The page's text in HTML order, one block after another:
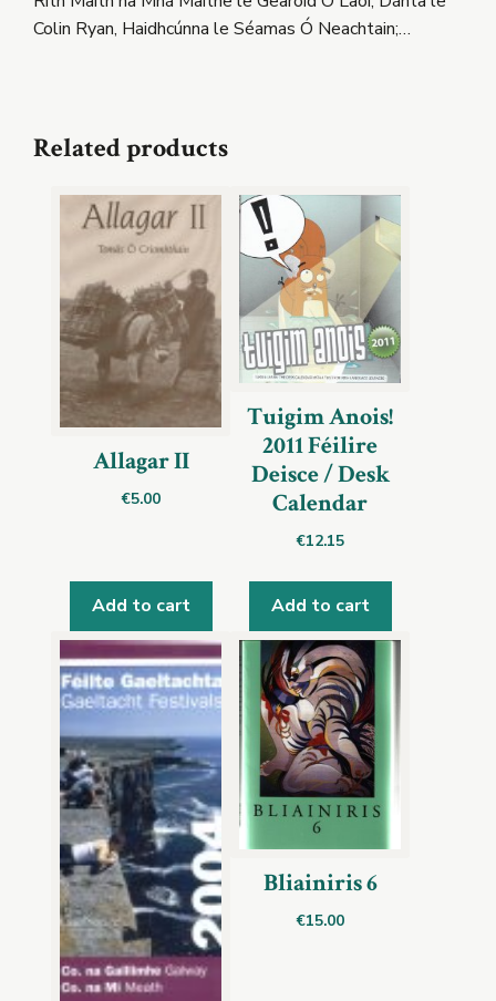
Colin Ryan, Haidhcúnna le Séamas Ó Neachtain;…
Related products
Allagar II
€5.00
Add to cart
Tuigim Anois!
2011 Féilire
Deisce / Desk
Calendar
€12.15
Add to cart
Bliainiris 6
€15.00